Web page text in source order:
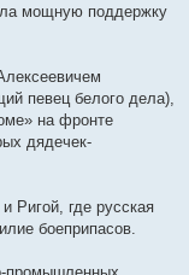
мощную поддержку
певец белого дела),
на фронте
дядечек-
Ригой, где русская
боеприпасов.